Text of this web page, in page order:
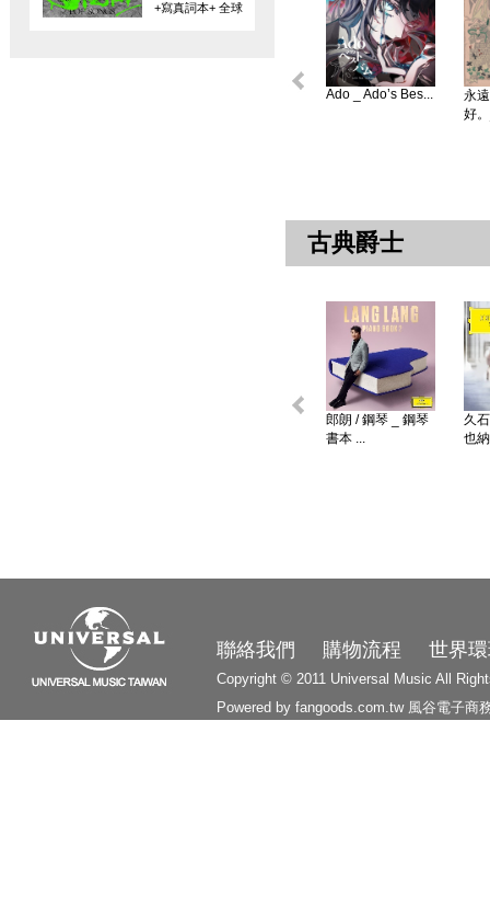
+寫真詞本+ 全球
Ado _ Ado’s Bes...
永
好
古典爵士
郎朗 / 鋼琴 _ 鋼琴
書本 ...
久
也
聯絡我們 購物流程 世界
Copyright © 2011 Universal Music All
Powered by fangoods.com.tw 風谷電子商